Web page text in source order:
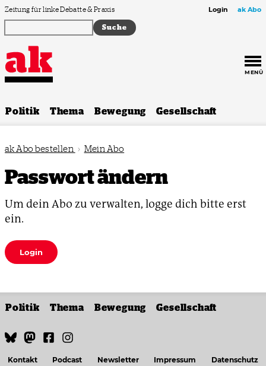
Zum Inhalt springen
Zeitung für linke Debatte & Praxis Login ak Abo
MENÜ
Politik Thema Bewegung Gesellschaft
ak Abo bestellen › Mein Abo
Passwort ändern
Um dein Abo zu verwalten, logge dich bitte erst
ein.
Login
Politik Thema Bewegung Gesellschaft
Kontakt Podcast Newsletter Impressum Datenschutz